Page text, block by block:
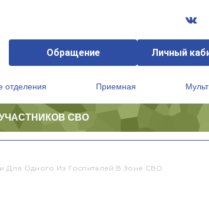
Обращение Личный
отделения Приемная
СВО
Для Одного Из Госпиталей В Зоне СВО